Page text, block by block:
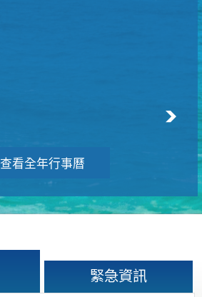
查看全年行事曆
緊急資訊